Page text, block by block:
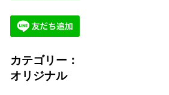
カテゴリー：
オリジナル